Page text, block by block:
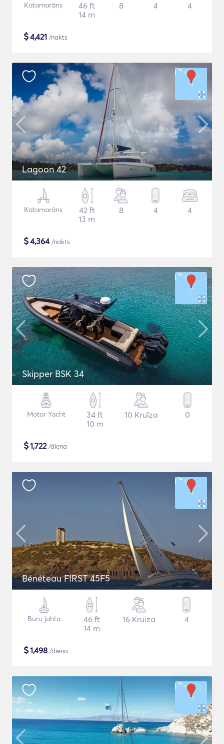
Katamarāns
46 ft
14 m
8 4 4
$4,421 /nakts
Lagoon 42
Katamarāns
42 ft
13 m
8 4 4
$4,364/nakts
Skipper BSK 34
Motor Yacht
34 ft
10 m
10 Kruīza 0
$1,722/diena
Bénéteau FIRST 45F5
Buru jahta
46 ft
14 m
16 Kruīza 4
$1,498 /diena